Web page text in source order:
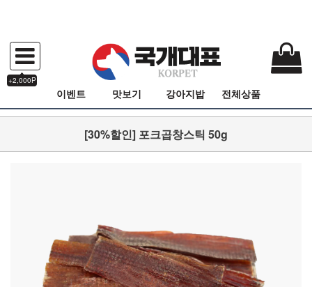
+2,000P
이벤트 맛보기 강아지밥 전체상품
[30%할인] 포크곱창스틱 50g